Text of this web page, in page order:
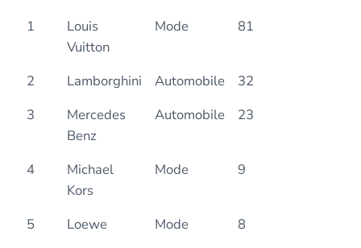
1
Louis
Vuitton
Mode 81
2 Lamborghini Automobile
32
3
Mercedes
Benz
Automobile 23
4
Michael
Kors
Mode 9
5 Loewe Mode
8